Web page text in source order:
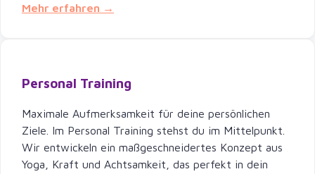
Mehr erfahren →
Personal Training
Maximale Aufmerksamkeit für deine persönlichen
Ziele. Im Personal Training stehst du im Mittelpunkt.
Wir entwickeln ein maßgeschneidertes Konzept aus
Yoga, Kraft und Achtsamkeit, das perfekt in dein